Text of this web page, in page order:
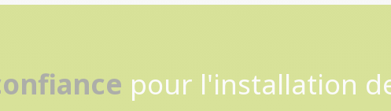
pour l'installation